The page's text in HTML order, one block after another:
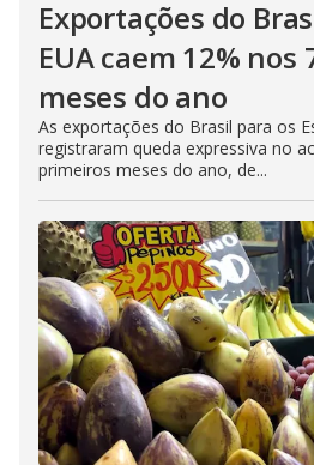
Exportações do
EUA caem 12%
meses do ano
As exportações do Brasil para os
registraram queda expressiva no
primeiros meses do ano, de...